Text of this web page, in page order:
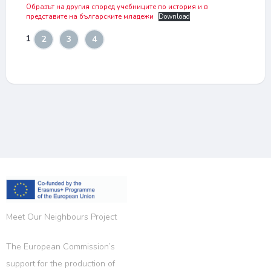
Образът на другия според учебниците по история и в
представите на българските младежи
Download
1 2 3 4
Meet Our Neighbours Project
The European Commission’s
support for the production of